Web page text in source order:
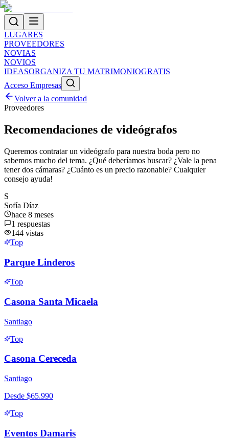
LUGARES
PROVEEDORES
NOVIAS
NOVIOS
IDEASORGANIZA TU MATRIMONIOGRATIS
Acceso Empresas
Volver a la comunidad
Proveedores
Recomendaciones de videógrafos
Queremos contratar un videógrafo para nuestra boda pero no
sabemos mucho del tema. ¿Qué deberíamos buscar? ¿Vale la pena
tener dos cámaras? ¿Cuánto es un precio razonable? Cualquier
consejo ayuda!
S
Sofía Díaz
hace 8 meses
1 respuestas
144 vistas
Top
Parque Linderos
Top
Casona Santa Micaela
Santiago
Top
Casona Cereceda
Santiago
Desde $65.990
Top
Eventos Damaris